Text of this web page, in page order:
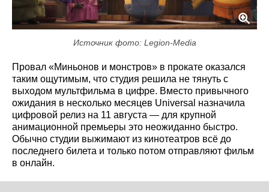
Источник фото: Legion-Media
Провал «Миньонов и монстров» в прокате оказался
таким ощутимым, что студия решила не тянуть с
выходом мультфильма в цифре. Вместо привычного
ожидания в несколько месяцев Universal назначила
цифровой релиз на 11 августа — для крупной
анимационной премьеры это неожиданно быстро.
Обычно студии выжимают из кинотеатров всё до
последнего билета и только потом отправляют фильм
в онлайн.